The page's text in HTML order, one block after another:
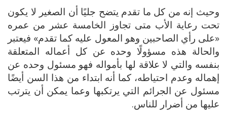
وحيث إنه من كل ما تقدم يتضح جليًا أن الصغير لا يكون
تحت رعاية الأب متى تجاوز الخامسة عشر من عمره
«على رأي الصاحبين وهو المعول عليه كما تقدم» فيعتبر
والحالة هذه مسؤولًا وحده عن كل أعماله المتعلقة
بنفسه والتي لا علاقة لها بأمواله فهو مسئول وحده عن
إهماله وعدم احتياطه، كما أنه ابتداء من هذا السن أيضًا
مسئول عن الجرائم التي يرتكبها وعما يمكن أن يترتب
عليها من أضرار للناس.